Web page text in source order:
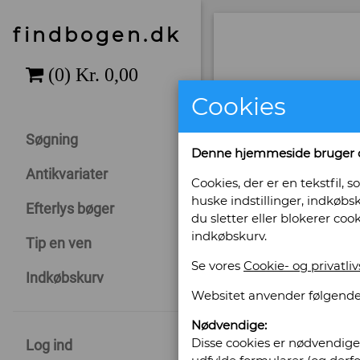
findbogen.dk
Søgning
Antikvariater
Efterlys bøger
Tip en ven
Indkøbskurv
Log ind
Sælges af:
5000 Odense C
Telefonnr: 66 17 75 48
Cookies
Denne hjemmeside bruger
Cookies, der er en tekstfil,
huske indstillinger,
du sletter eller blokerer
indkøbskurv.
Se vores Cookie- og
Websitet anvender
Nødvendige:
Disse cookies er